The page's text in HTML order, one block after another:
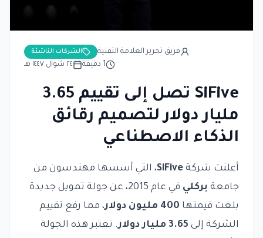
الشركات الناشئة
فريق تحرير العلامة التقنية
٢٤ شوال ١٤٤٧ هـ
1 دقيقة
SiFive تصل إلى تقييم 3.65
مليار دولار لتصميم رقائق
الذكاء الاصطناعي
أعلنت شركة SiFive، التي أسسها مهندسون من
جامعة بركلي
في عام 2015، عن جولة تمويل جديدة
بلغت قيمتها 400 مليون دولار
، مما رفع تقييم
الشركة إلى 3.65 مليار دولار
. تعتبر هذه الجولة